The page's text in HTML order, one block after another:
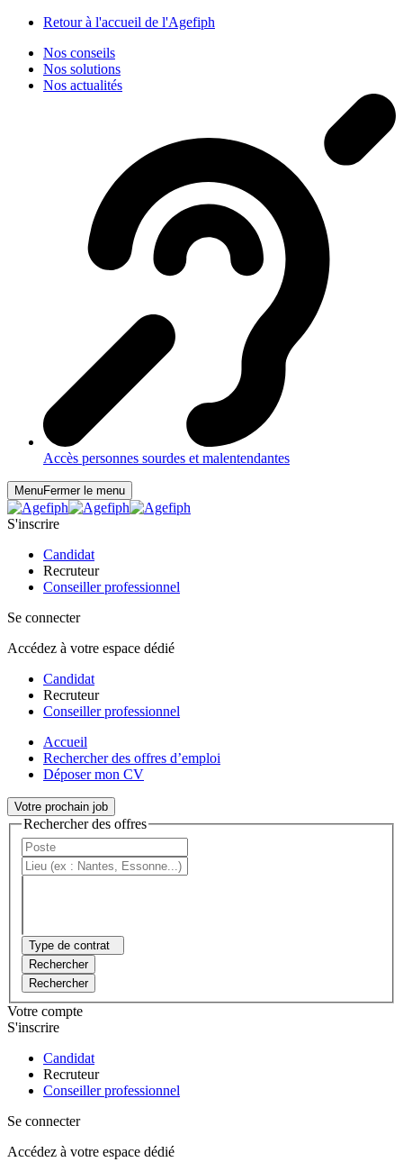
Retour à l'accueil de l'Agefiph
Nos conseils
Nos solutions
Nos actualités
Accès personnes sourdes et malentendantes
MenuFermer le menu
S'inscrire
Candidat
Recruteur
Conseiller professionnel
Se connecter
Accédez à votre espace dédié
Candidat
Recruteur
Conseiller professionnel
Accueil
Rechercher des offres d’emploi
Déposer mon CV
Votre prochain job
Rechercher des offres
Type de contrat
Rechercher
Rechercher
Votre compte
S'inscrire
Candidat
Recruteur
Conseiller professionnel
Se connecter
Accédez à votre espace dédié